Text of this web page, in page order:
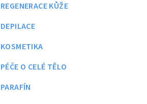
REGENERACE KŮŽE
DEPILACE
KOSMETIKA
PÉČE O CELÉ TĚLO
PARAFÍN